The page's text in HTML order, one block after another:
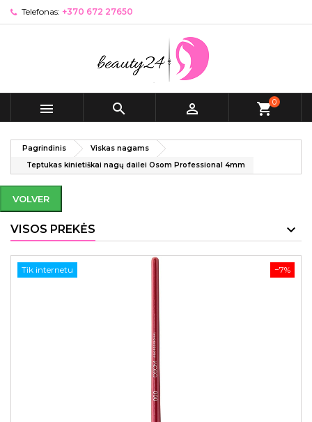
Telefonas: +370 672 27650
   shopping_cart0
Pagrindinis
Viskas nagams
Teptukas kinietiškai nagų dailei Osom Professional 4mm
VOLVER
VISOS PREKĖS
−7%
Tik internetu